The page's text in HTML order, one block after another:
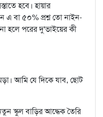
হবে। হায়ার
এ বা ৫০% প্রশ্ন তো নাইন-
হলে পরের দু'ভাইয়ের কী
আমি যে দিকে যাব, ছোট
স্কুল বাড়ির আদ্ধেক তৈরি